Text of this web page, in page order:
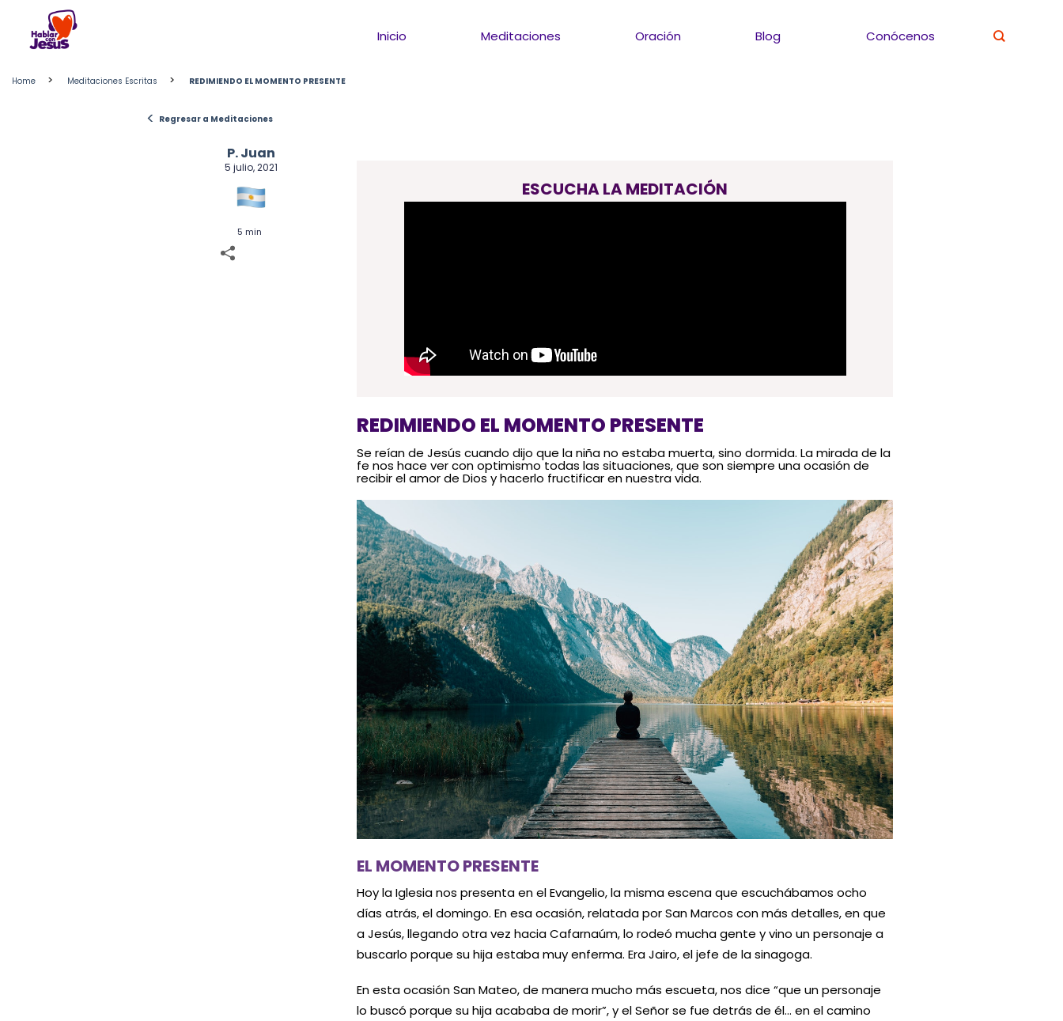
content
Inicio Meditaciones Oración Blog Conócenos
Home > Meditaciones Escritas > REDIMIENDO EL MOMENTO PRESENTE
< Regresar a Meditaciones
P. Juan
5 julio, 2021
5 min
ESCUCHA LA MEDITACIÓN
REDIMIENDO EL MOMENTO PRESENTE
Se reían de Jesús cuando dijo que la niña no estaba muerta, sino dormida. La mirada de la
fe nos hace ver con optimismo todas las situaciones, que son siempre una ocasión de
recibir el amor de Dios y hacerlo fructificar en nuestra vida.
EL MOMENTO PRESENTE
Hoy la Iglesia nos presenta en el Evangelio, la misma escena que escuchábamos ocho
días atrás, el domingo. En esa ocasión, relatada por San Marcos con más detalles, en que
a Jesús, llegando otra vez hacia Cafarnaúm, lo rodeó mucha gente y vino un personaje a
buscarlo porque su hija estaba muy enferma. Era Jairo, el jefe de la sinagoga.
En esta ocasión San Mateo, de manera mucho más escueta, nos dice “que un personaje
lo buscó porque su hija acababa de morir”, y el Señor se fue detrás de él… en el camino